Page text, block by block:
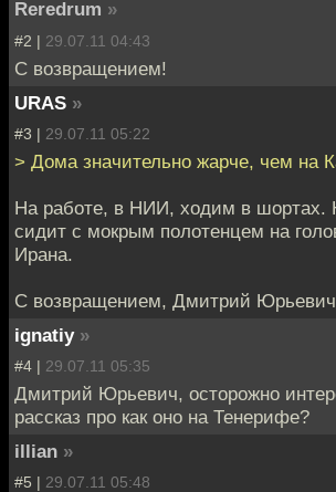
Reredrum »
#2 | 29.07.11 04:43
С возвращением!
URAS »
#3 | 29.07.11 05:22
> Дома значительно жарче, чем на
На работе, в НИИ, ходим в шортах.
сидит с мокрым полотенцем на
Ирана.
С возвращением, Дмитрий
ignatiy »
#4 | 29.07.11 05:35
Дмитрий Юрьевич, осторожно
рассказ про как оно на Тенерифе?
illian »
#5 | 29.07.11 05:48